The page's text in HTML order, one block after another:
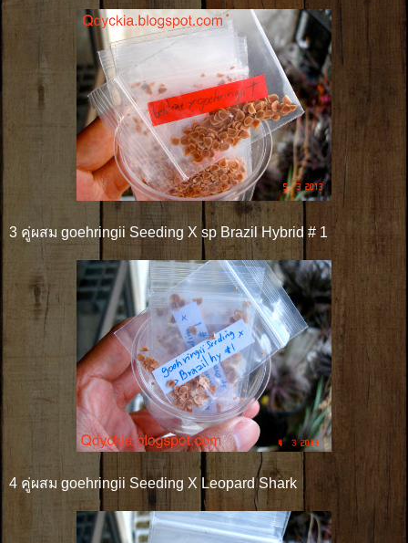
3 คู่ผสม goehringii Seeding X sp Brazil Hybrid # 1
4 คู่ผสม goehringii Seeding X Leopard Shark